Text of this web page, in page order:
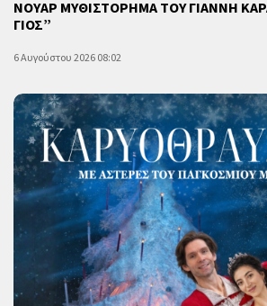
ΝΟΥΑΡ ΜΥΘΙΣΤΟΡΗΜΑ ΤΟΥ ΓΙΑΝΝΗ
ΓΙΟΣ”
6 Αυγούστου 2026 08:02